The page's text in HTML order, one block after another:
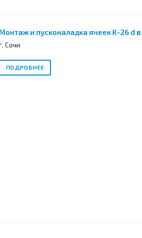
Монтаж и пусконаладка ячеек К-26 d
Сочи
ПОДРОБНЕЕ